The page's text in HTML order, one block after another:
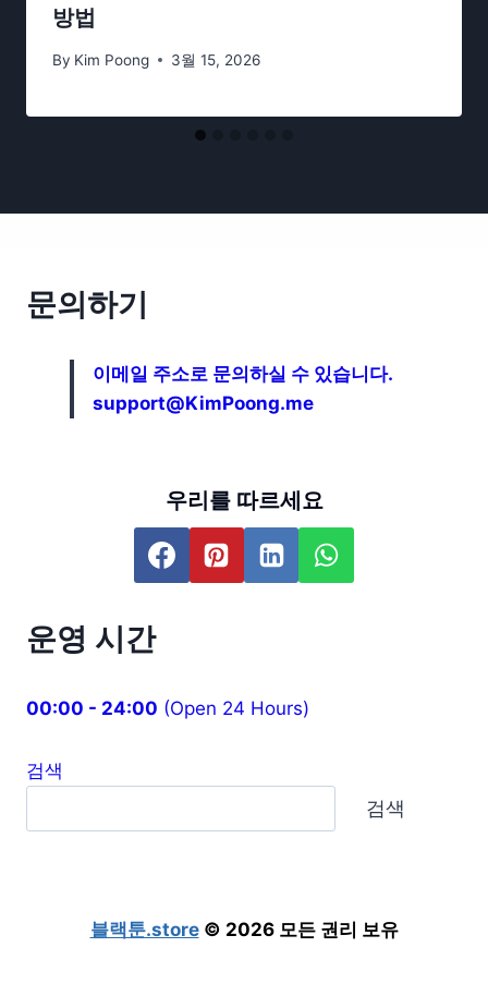
방법
By Kim Poong 3월 15, 2026
문의하기
이메일 주소로 문의하실 수 있습니다.
support@KimPoong.me
우리를 따르세요
운영 시간
00:00 - 24:00 (Open 24 Hours)
검색
검색
블랙툰.store© 2026 모든 권리 보유